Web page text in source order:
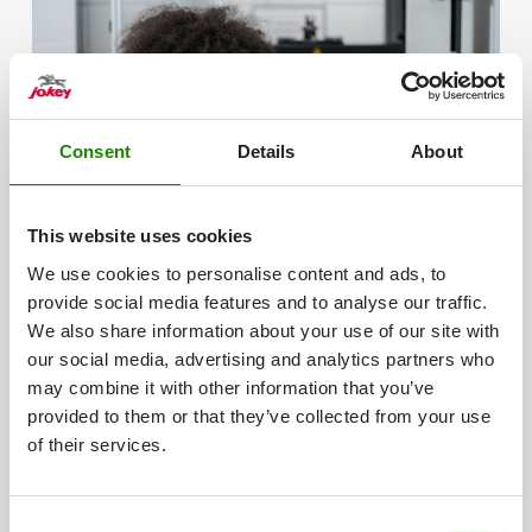
Consent Details About
This website uses cookies
We use cookies to personalise content and ads, to
provide social media features and to analyse our traffic.
We also share information about your use of our site with
our social media, advertising and analytics partners who
may combine it with other information that you’ve
provided to them or that they’ve collected from your use
of their services.
FACHINFORMATIKER FÜR
SYSTEMINTEGRATION (M/W/D)
Werde Fachinformatiker für